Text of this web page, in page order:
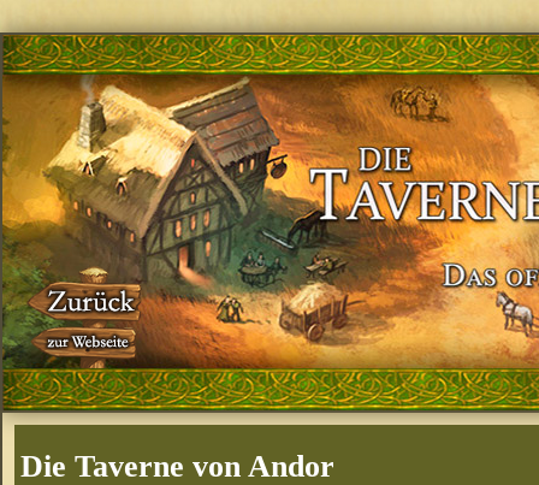
Die Taverne von Andor